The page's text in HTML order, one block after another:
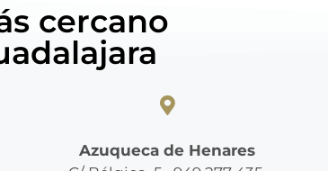
cercano
Azuqueca de Henares